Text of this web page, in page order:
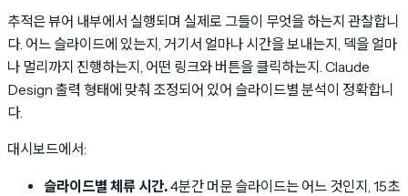
추적은 뷰어 내부에서 실행되며 실제로 그들이 무엇을 하는지 관찰합니
다. 어느 슬라이드에 있는지, 거기서 얼마나 시간을 보내는지, 덱을 얼마
나 멀리까지 진행하는지, 어떤 링크와 버튼을 클릭하는지. Claude
Design 출력 형태에 맞춰 조정되어 있어 슬라이드별 분석이 정확합니
다.
대시보드에서:
슬라이드별 체류 시간.4분간 머문 슬라이드는 어느 것인지, 15초